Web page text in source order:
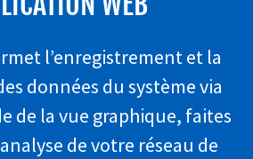
l’enregistrement et la
données du système via
de la vue graphique, faites
de votre réseau de